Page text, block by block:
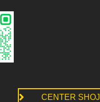
CENTER SHOJI